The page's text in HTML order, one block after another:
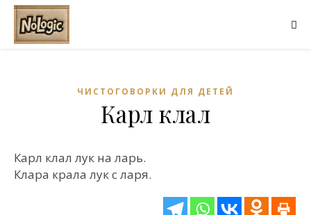
ЧИСТОГОВОРКИ ДЛЯ ДЕТЕЙ
Карл клал
Карл клал лук на ларь.
Клара крала лук с ларя.